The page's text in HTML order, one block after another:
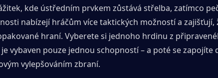
kde ústředním prvkem zůstává střelba, zatímco
nabízejí hráčům více taktických možností a zajišťují,
hraní. Vyberete si jednoho hrdinu z
vybaven pouze jednou schopností – a poté se zapojíte
vylepšováním zbraní.